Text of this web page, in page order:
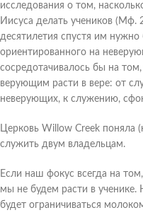
исследования о том,
Иисуса делать учеников
десятилетия спустя им
ориентированного на
сосредотачивалось бы на
верующим расти в вере: от
неверующих, к служению,
Церковь Willow Creek поняла
служить двум владельцам.
Если наш фокус всегда на
мы не будем расти в ученике.
будет ограничиваться